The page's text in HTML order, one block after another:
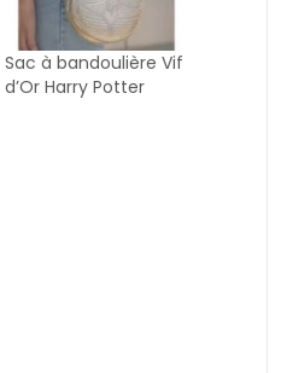
Sac à bandoulière Vif
d’Or Harry Potter